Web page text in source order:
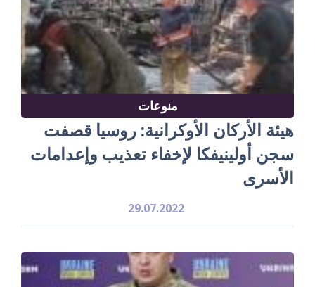
منوعات
هيئة الأركان الأوكرانية: روسيا قصفت
سجن أولينيفكا لإخفاء تعذيب وإعدامات
الأسرى
29.07.2022